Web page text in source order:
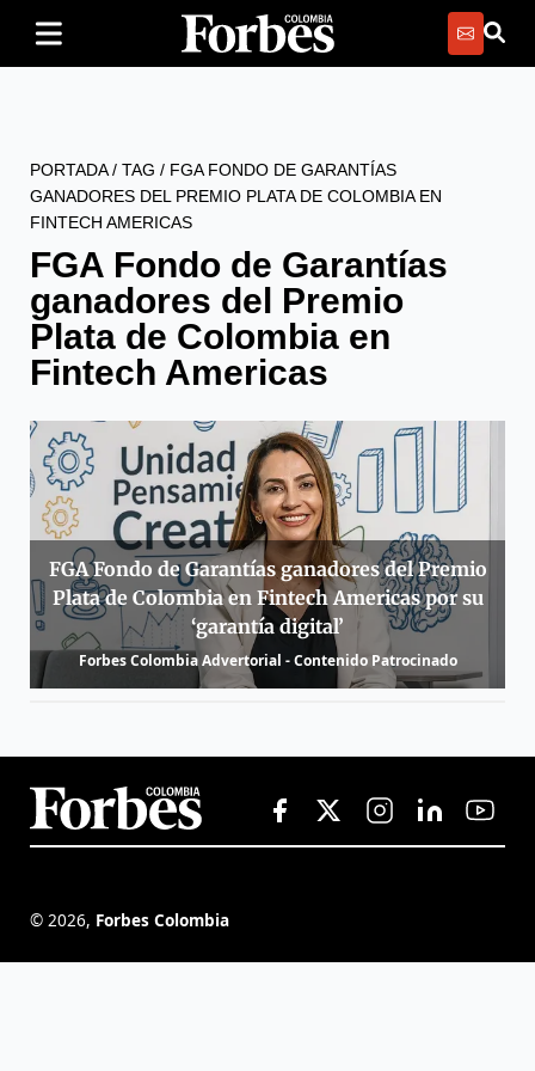
PORTADA/ TAG / FGA FONDO DE GARANTÍAS
GANADORES DEL PREMIO PLATA DE COLOMBIA EN
FINTECH AMERICAS
FGA Fondo de Garantías
ganadores del Premio
Plata de Colombia en
Fintech Americas
FGA Fondo de Garantías ganadores del Premio
Plata de Colombia en Fintech Americas por su
‘garantía digital’
Forbes Colombia Advertorial - Contenido Patrocinado
© 2026, Forbes Colombia